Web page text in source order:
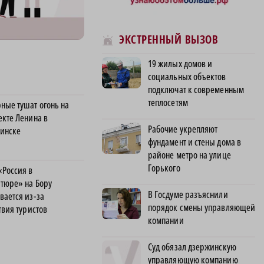
тушат огонь на
Ленина в
в
на Бору
из-за
туристов
ЭКСТРЕННЫЙ ВЫЗОВ
19 жилых домов и
социальных объектов
подключат к современным
теплосетям
Рабочие укрепляют
фундамент и стены дома в
районе метро на улице
Горького
В Госдуме разъяснили
порядок смены управляющей
компании
Суд обязал дзержинскую
управляющую компанию